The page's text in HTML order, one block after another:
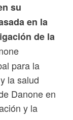
su
en la
de la
para la
la salud
Danone en
y la